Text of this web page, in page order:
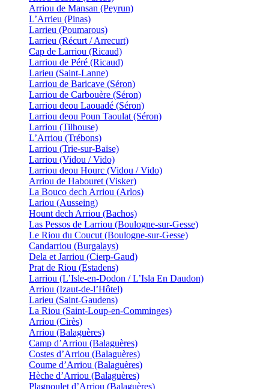
Arriou de Mansan (Peyrun)
L’Arrieu (Pinas)
Larrieu (Poumarous)
Larrieu (Récurt / Arrecurt)
Cap de Larriou (Ricaud)
Larriou de Péré (Ricaud)
Larieu (Saint-Lanne)
Larriou de Baricave (Séron)
Larriou de Carbouère (Séron)
Larriou deou Laouadé (Séron)
Larriou deou Poun Taoulat (Séron)
Larriou (Tilhouse)
L’Arriou (Trébons)
Larriou (Trie-sur-Baïse)
Larriou (Vidou / Vido)
Larriou deou Hourc (Vidou / Vido)
Arriou de Habouret (Visker)
La Bouco dech Arriou (Arlos)
Lariou (Ausseing)
Hount dech Arriou (Bachos)
Las Pessos de Larriou (Boulogne-sur-Gesse)
Le Riou du Coucut (Boulogne-sur-Gesse)
Candarriou (Burgalays)
Dela et Jarriou (Cierp-Gaud)
Prat de Riou (Estadens)
Larriou (L’Isle-en-Dodon / L’Isla En Daudon)
Arriou (Izaut-de-l’Hôtel)
Larieu (Saint-Gaudens)
La Riou (Saint-Loup-en-Comminges)
Arriou (Cirès)
Arriou (Balaguères)
Camp d’Arriou (Balaguères)
Costes d’Arriou (Balaguères)
Coume d’Arriou (Balaguères)
Hèche d’Arriou (Balaguères)
Plagnoulet d’Arriou (Balaguères)